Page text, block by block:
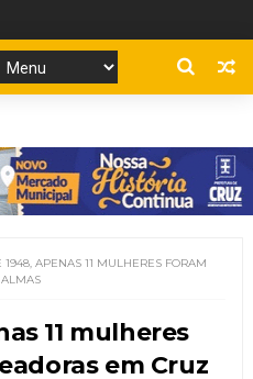
1948, APENAS 11 MULHERES FORAM
11 mulheres
em Cruz